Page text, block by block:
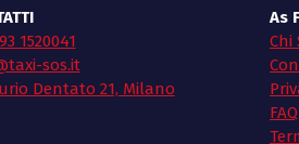
1520041
sos.it
Dentato 21, Milano
As
Chi
FAQ